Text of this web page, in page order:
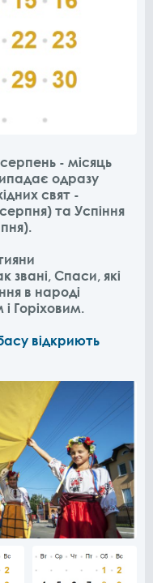
- місяць
одразу
свят -
та Успіння
звані, Спаси, які
в народі
Горіховим.
відкриють